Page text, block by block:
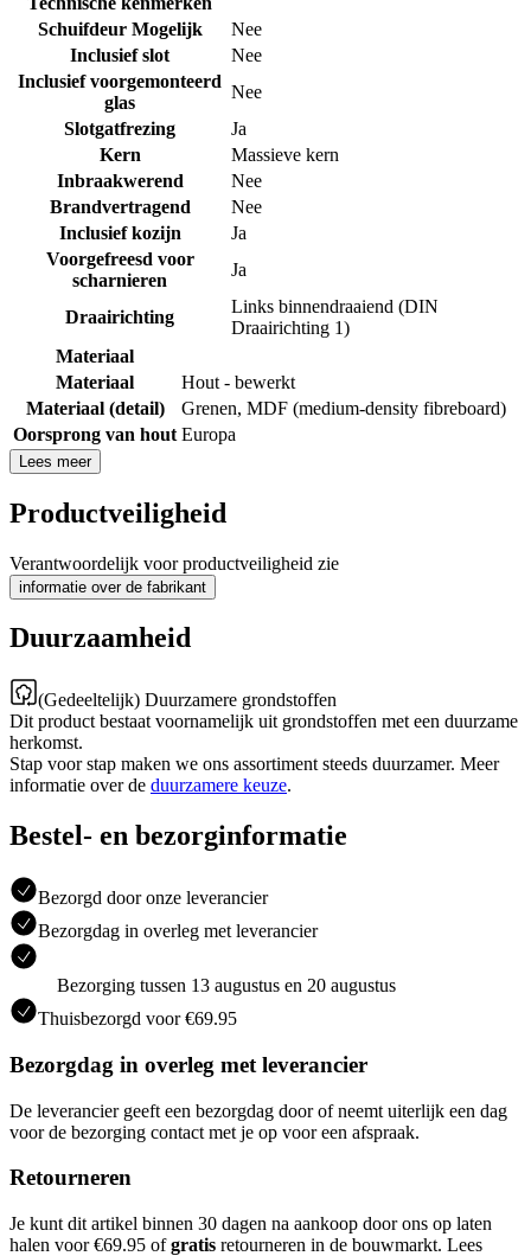
Schuifdeur Mogelijk
Nee
Inclusief slot
Nee
Inclusief voorgemonteerd
glas
Nee
Slotgatfrezing
Ja
Kern
Massieve kern
Inbraakwerend
Nee
Brandvertragend
Nee
Inclusief kozijn
Ja
Voorgefreesd voor
scharnieren
Ja
Draairichting
Links binnendraaiend (DIN
Draairichting 1)
Materiaal
Materiaal
Hout - bewerkt
Materiaal (detail)
Grenen, MDF (medium-density fibreboard)
Oorsprong van hout Europa
Lees meer
Productveiligheid
Verantwoordelijk voor productveiligheid zie
informatie over de fabrikant
Duurzaamheid
(Gedeeltelijk) Duurzamere grondstoffen
Dit product bestaat voornamelijk uit grondstoffen met een duurzame
herkomst.
Stap voor stap maken we ons assortiment steeds duurzamer. Meer
informatie over de duurzamere keuze.
Bestel- en bezorginformatie
Bezorgd door onze leverancier
Bezorgdag in overleg met leverancier
Bezorging tussen 13 augustus en 20 augustus
Thuisbezorgd voor €69.95
Bezorgdag in overleg met leverancier
De leverancier geeft een bezorgdag door of neemt uiterlijk een dag
voor de bezorging contact met je op voor een afspraak.
Retourneren
Je kunt dit artikel binnen 30 dagen na aankoop door ons op laten
halen voor €69.95 ofgratis retourneren in de bouwmarkt. Lees